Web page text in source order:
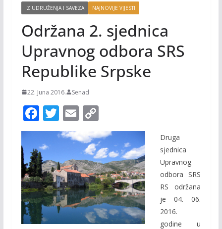
IZ UDRUŽENJA I SAVEZA NAJNOVIJE VIJESTI
Održana 2. sjednica
Upravnog odbora SRS
Republike Srpske
22. Juna 2016. Senad
F
ac
e
b
o
o
k
T
w
itt
er
E
ai
l
C
o
p
y
Li
n
k
Druga
sjednica
Upravnog
odbora SRS
RS održana
je 04. 06.
2016.
godine u